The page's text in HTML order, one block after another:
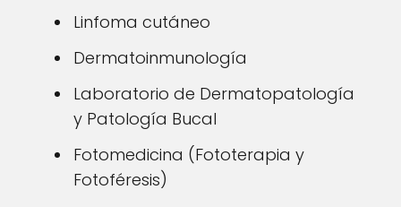
Linfoma cutáneo
Dermatoinmunología
Laboratorio de Dermatopatología
y Patología Bucal
Fotomedicina (Fototerapia y
Fotoféresis)